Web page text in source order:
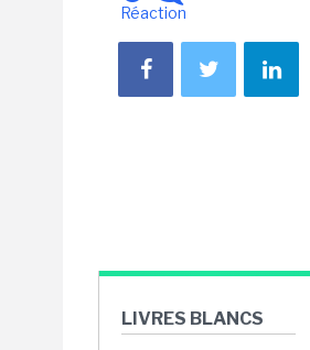
Réaction
LIVRES BLANCS